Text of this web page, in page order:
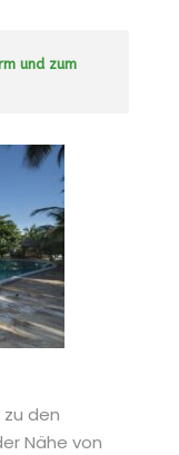
und zum
den
Nähe von